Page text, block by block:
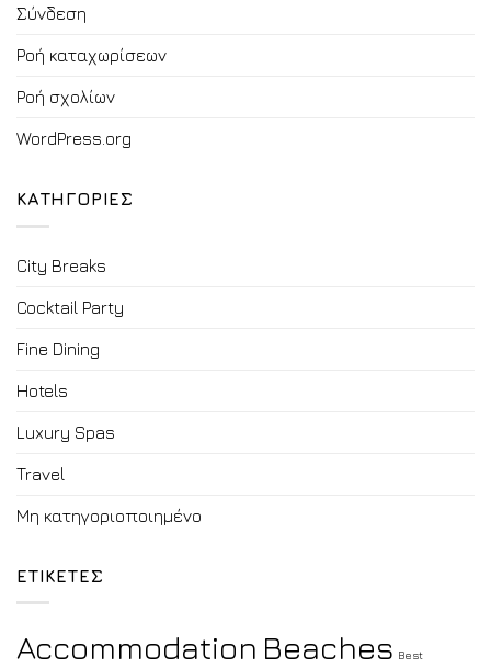
Σύνδεση
Ροή καταχωρίσεων
Ροή σχολίων
WordPress.org
ΚΑΤΗΓΟΡΙΕΣ
City Breaks
Cocktail Party
Fine Dining
Hotels
Luxury Spas
Travel
Μη κατηγοριοποιημένο
ΕΤΙΚΕΤΕΣ
Accommodation Beaches Best